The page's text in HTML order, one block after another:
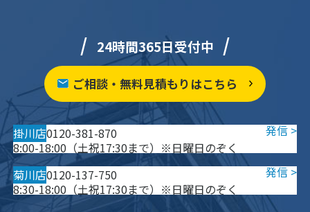
24時間365日受付中
ご相談・無料見積もりはこちら
掛川店0120-381-870
8:00-18:00（土祝17:30まで）※日曜日のぞく
菊川店0120-137-750
8:30-18:00（土祝17:30まで）※日曜日のぞく